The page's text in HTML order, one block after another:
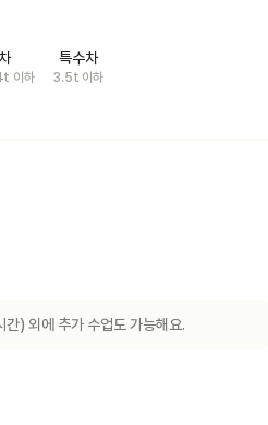
이하
특수차
3.5t 이하
간) 외에 추가 수업도 가능해요.